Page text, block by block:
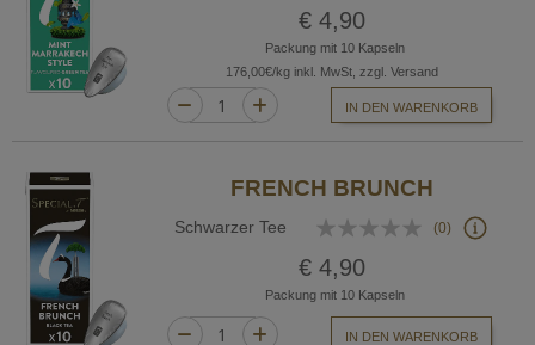
€ 4,90
Packung mit 10 Kapseln
176,00€/kg inkl. MwSt, zzgl. Versand
IN DEN WARENKORB
FRENCH BRUNCH
Schwarzer Tee
Bewertung:
0%
(0)
€ 4,90
Packung mit 10 Kapseln
IN DEN WARENKORB